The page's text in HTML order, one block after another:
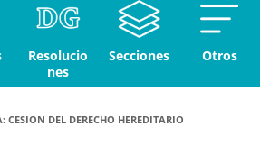
Resolucio
nes
Secciones Otros
CESION DEL DERECHO HEREDITARIO